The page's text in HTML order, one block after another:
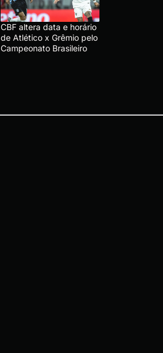
CBF altera data e horário
de Atlético x Grêmio pelo
Campeonato Brasileiro